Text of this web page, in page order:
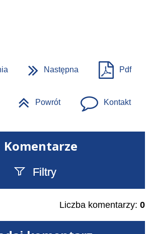
Następna Pdf
Powrót Kontakt
Komentarze
Filtry
Liczba komentarzy: 0